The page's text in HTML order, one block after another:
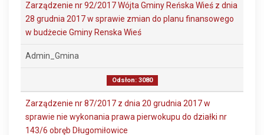
Zarządzenie nr 92/2017 Wójta Gminy Reńska Wieś z dnia
28 grudnia 2017 w sprawie zmian do planu finansowego
w budżecie Gminy Renska Wieś
Admin_Gmina
Odsłon: 3080
Zarządzenie nr 87/2017 z dnia 20 grudnia 2017 w
sprawie nie wykonania prawa pierwokupu do działki nr
143/6 obręb Długomiłowice